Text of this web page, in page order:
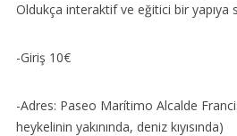
Oldukça interaktif ve eğitici bir yapıya
-Giriş 10€
-Adres: Paseo Marítimo Alcalde
heykelinin yakınında, deniz kıyısında)